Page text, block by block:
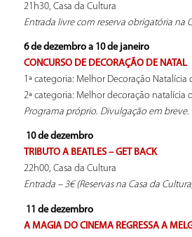
21h30, Casa da Cultura
Entrada livre com reserva obrigatória na
6 de dezembro a 10 de janeiro
CONCURSO DE DECORAÇÃO DE NATAL
1ª categoria: Melhor Decoração Natalícia
2ª categoria: Melhor decoração natalícia
Programa próprio. Divulgação em breve.
10 de dezembro
TRIBUTO A BEATLES – GET BACK
22h00, Casa da Cultura
Entrada – 3€ (Reservas na Casa da
11 de dezembro
A MAGIA DO CINEMA REGRESSA A